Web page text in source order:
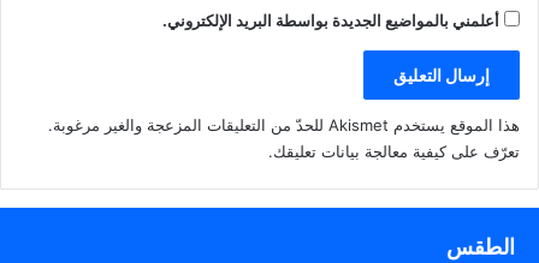
أعلمني بالمواضيع الجديدة بواسطة البريد الإلكتروني.
هذا الموقع يستخدم Akismet للحدّ من التعليقات المزعجة والغير مرغوبة.
تعرّف على كيفية معالجة بيانات تعليقك.
الطقس